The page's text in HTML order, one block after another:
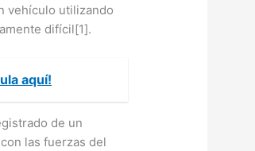
vehículo utilizando
difícil[1].
aquí!
de un
las fuerzas del